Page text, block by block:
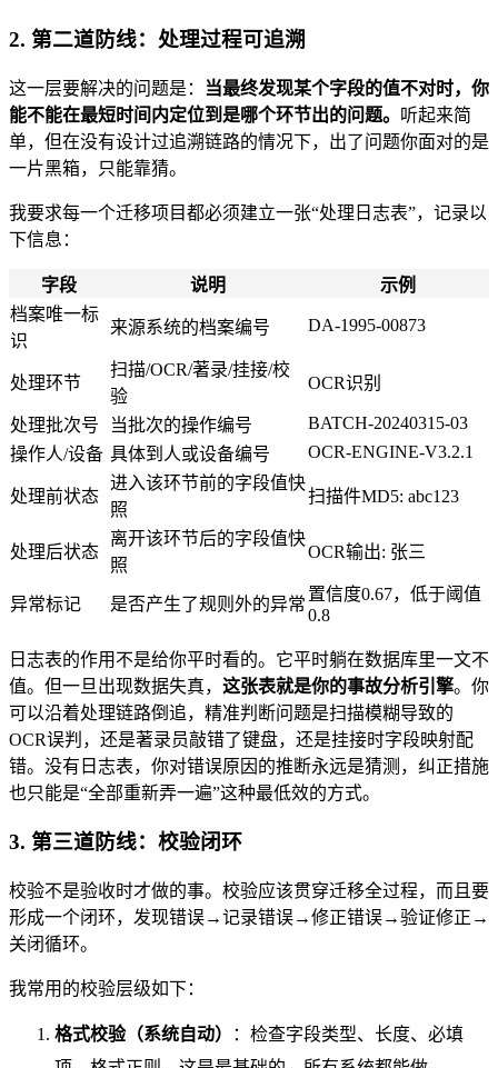
2. 第二道防线：处理过程可追溯
这一层要解决的问题是：
当最终发现某个字段的值不对时，你
能不能在最短时间内定位到是哪个环节出的问题。
听起来简
单，但在没有设计过追溯链路的情况下，出了问题你面对的是
一片黑箱，只能靠猜。
我要求每一个迁移项目都必须建立一张“处理日志表”，记录以
下信息：
字段 说明
示例
档案唯一标
识
来源系统的档案编号 DA-1995-00873
处理环节
扫描/OCR/著录/挂接/校
验
OCR识别
处理批次号 当批次的操作编号
BATCH-20240315-03
操作人/设备 具体到人或设备编号 OCR-ENGINE-V3.2.1
处理前状态
进入该环节前的字段值快
照
扫描件MD5: abc123
处理后状态
离开该环节后的字段值快
照
OCR输出: 张三
异常标记 是否产生了规则外的异常
置信度0.67，低于阈值
0.8
日志表的作用不是给你平时看的。它平时躺在数据库里一文不
值。但一旦出现数据失真， 这张表就是你的事故分析引擎。你
可以沿着处理链路倒追，精准判断问题是扫描模糊导致的
OCR误判，还是著录员敲错了键盘，还是挂接时字段映射配
错。没有日志表，你对错误原因的推断永远是猜测，纠正措施
也只能是“全部重新弄一遍”这种最低效的方式。
3. 第三道防线：校验闭环
校验不是验收时才做的事。校验应该贯穿迁移全过程，而且要
形成一个闭环，发现错误→记录错误→修正错误→验证修正→
关闭循环。
我常用的校验层级如下：
格式校验（系统自动）
：检查字段类型、长度、必填